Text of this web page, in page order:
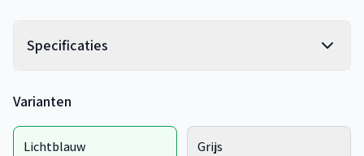
Specificaties
Varianten
Lichtblauw Grijs